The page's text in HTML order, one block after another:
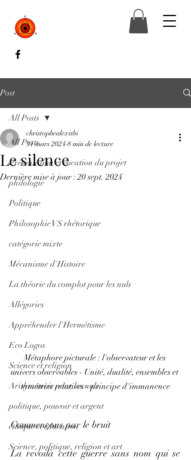
Post
All Posts
Présentation et vocation du projet
philologie
Politique
Philosophie VS rhétorique
catégorie mixte
Mécanisme d'Histoire
La théorie du complot pour les nuls
Allégories
Appréhender l'Hermétisme
Eco Logos
Science et religion
Arithmancie pour les nuls
politique, pouvoir et argent
éthique et éducation
Science, politique, religion et art
All Posts
Le silence
christophealexisbi
31 mars 2024 8 min de lecture
Dernière mise à jour :20 sept. 2024
Métaphore picturale : l'observateur et les
univers observables - Unité, dualité, ensembles et
symétries relatives - principe d'immanence
Commençons par le bruit
La revoilà cette guerre sans nom qui se